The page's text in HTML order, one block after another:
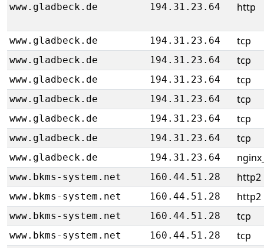
www.gladbeck.de 194.31.23.64 http
www.gladbeck.de 194.31.23.64 tcp
www.gladbeck.de 194.31.23.64 tcp
www.gladbeck.de 194.31.23.64 tcp
www.gladbeck.de 194.31.23.64 tcp
www.gladbeck.de 194.31.23.64 tcp
www.gladbeck.de 194.31.23.64 tcp
www.gladbeck.de 194.31.23.64
www.bkms-system.net 160.44.51.28 http2
www.bkms-system.net 160.44.51.28 http2
www.bkms-system.net 160.44.51.28 tcp
www.bkms-system.net 160.44.51.28 tcp